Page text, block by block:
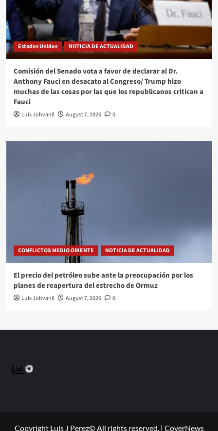
Estados Unidos NOTICIA DE ACTUALIDAD
Comisión del Senado vota a favor de declarar al Dr.
Anthony Fauci en desacato al Congreso/ Trump hizo
muchas de las cosas por las que los republicanos critican a
Fauci
Luis Johvanil August 7, 2026 0
CONFLICTOS MEDIO ORIENTE NOTICIA DE ACTUALIDAD
El precio del petróleo sube ante la preocupación por los
planes de reapertura del estrecho de Ormuz
Luis Johvanil August 7, 2026 0
Copyright Luis J Perez© All rights reserved. | CoverNews